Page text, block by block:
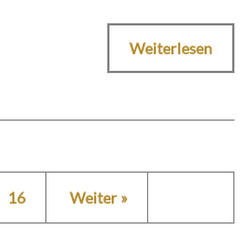
Weiterlesen
16 Weiter »